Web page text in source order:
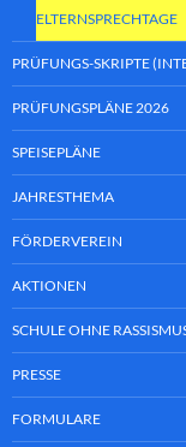
ELTERNSPRECHTAGE
PRÜFUNGS-SKRIPTE
PRÜFUNGSPLÄNE 2026
SPEISEPLÄNE
JAHRESTHEMA
FÖRDERVEREIN
AKTIONEN
SCHULE OHNE
PRESSE
FORMULARE